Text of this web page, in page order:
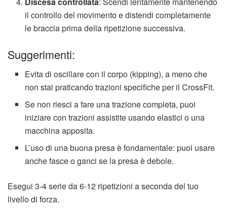
il controllo del movimento e distendi completamente
le braccia prima della ripetizione successiva.
Suggerimenti:
Evita di oscillare con il corpo (kipping), a meno che
non stai praticando trazioni specifiche per il CrossFit.
Se non riesci a fare una trazione completa, puoi
iniziare con trazioni assistite usando elastici o una
macchina apposita.
L’uso di una buona presa è fondamentale: puoi usare
anche fasce o ganci se la presa è debole.
Esegui 3-4 serie da 6-12 ripetizioni a seconda del tuo
livello di forza.